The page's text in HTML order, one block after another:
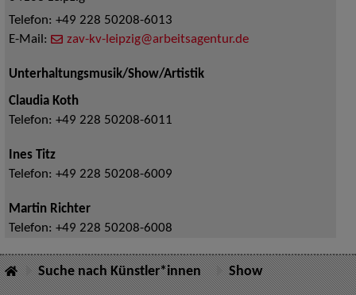
Telefon: +49 228 50208-6013
E-Mail:
zav-kv-leipzig@arbeitsagentur.de
Unterhaltungsmusik/Show/Artistik
Claudia Koth
Telefon: +49 228 50208-6011
Ines Titz
Telefon: +49 228 50208-6009
Martin Richter
Telefon: +49 228 50208-6008
Suche nach Künstler*innen Show